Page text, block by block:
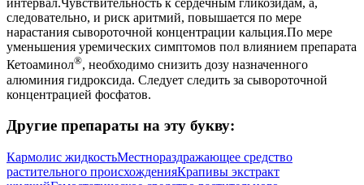
интервал.Чувствительность к сердечным гликозидам, а,
следовательно, и риск аритмий, повышается по мере
нарастания сывороточной концентрации кальция.По мере
уменьшения уремических симптомов пол влиянием препарата
Кетоаминол®, необходимо снизить дозу назначенного
алюминия гидроксида. Следует следить за сывороточной
концентрацией фосфатов.
Другие препараты на эту букву:
Кармолис жидкостьМестнораздражающее средство
растительного происхожденияКрапивы экстракт